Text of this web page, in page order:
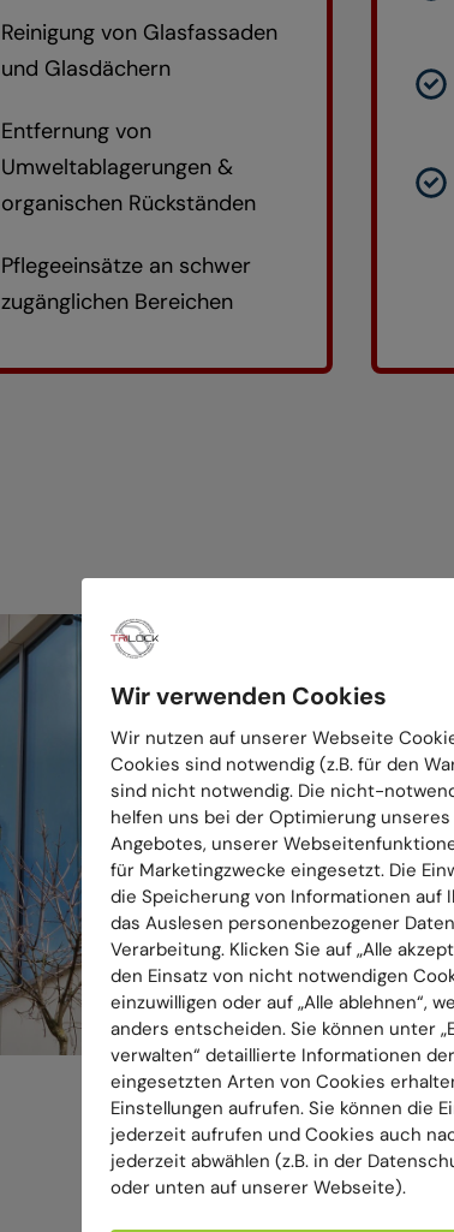
Reinigung von Glasfassaden
und Glasdächern
Entfernung von
Umweltablagerungen &
organischen Rückständen
Pflegeeinsätze an schwer
zugänglichen Bereichen
Wir verwenden Cookies
Wir nutzen auf unserer Webseite
Cookies sind notwendig (z.B. für den
sind nicht notwendig. Die nicht-
helfen uns bei der Optimierung
Angebotes, unserer
für Marketingzwecke eingesetzt. Die
die Speicherung von Informationen auf
das Auslesen personenbezogener
Verarbeitung. Klicken Sie auf „Alle
den Einsatz von nicht notwendigen
einzuwilligen oder auf „Alle ablehnen“,
anders entscheiden. Sie können unter
verwalten“ detaillierte Informationen
eingesetzten Arten von Cookies
Einstellungen aufrufen. Sie können die
jederzeit aufrufen und Cookies auch
jederzeit abwählen (z.B. in der
oder unten auf unserer Webseite).